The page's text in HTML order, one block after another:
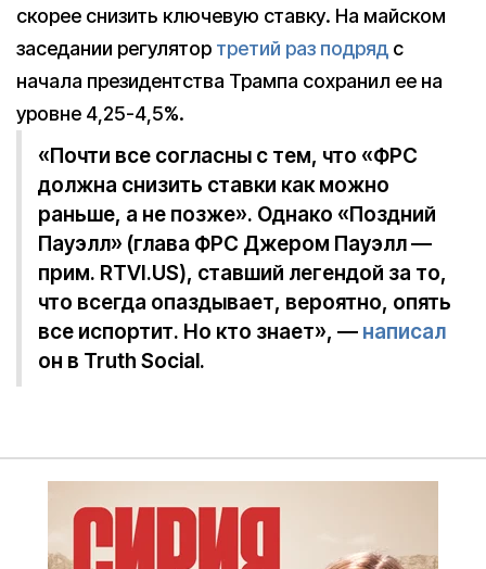
скорее снизить ключевую ставку. На майском
заседании регулятор третий раз подряд с
начала президентства Трампа сохранил ее на
уровне 4,25-4,5%.
«Почти все согласны с тем, что «ФРС
должна снизить ставки как можно
раньше, а не позже». Однако «Поздний
Пауэлл» (глава ФРС Джером Пауэлл —
прим. RTVI.US), ставший легендой за то,
что всегда опаздывает, вероятно, опять
все испортит. Но кто знает», — написал
он в Truth Social.